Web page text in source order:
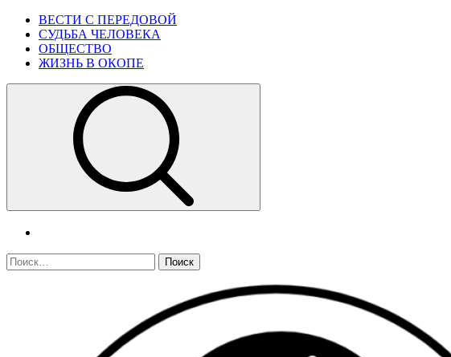
Skip
content
Primary
Menu
ВЕСТИ С ПЕРЕДОВОЙ
СУДЬБА ЧЕЛОВЕКА
ОБЩЕСТВО
ЖИЗНЬ В ОКОПЕ
Найти: